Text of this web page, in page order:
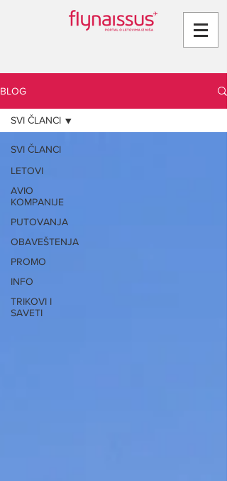
BLOG
SVI ČLANCI
LETOVI
AVIO
KOMPANIJE
PUTOVANJA
OBAVEŠTENJA
PROMO
INFO
TRIKOVI I
SAVETI
SVI ČLANCI